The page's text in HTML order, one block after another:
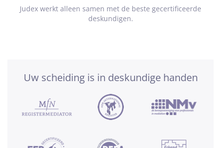
Judex werkt alleen samen met de beste gecertificeerde
deskundigen.
Uw scheiding is in deskundige handen